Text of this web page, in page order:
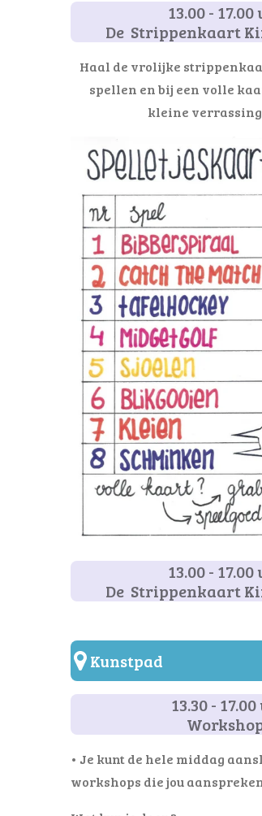
13.00 -
De Strippenkaart
Haal de vrolijke
spellen en bij een volle
kleine verrassing
13.00 -
De Strippenkaart
Kunstpad
13.30 -
• Je kunt de hele middag
workshops die jou